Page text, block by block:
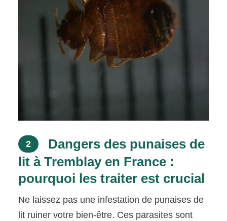
2
Dangers des punaises de
lit à Tremblay en France :
pourquoi les traiter est crucial
Ne laissez pas une infestation de punaises de
lit ruiner votre bien-être. Ces parasites sont